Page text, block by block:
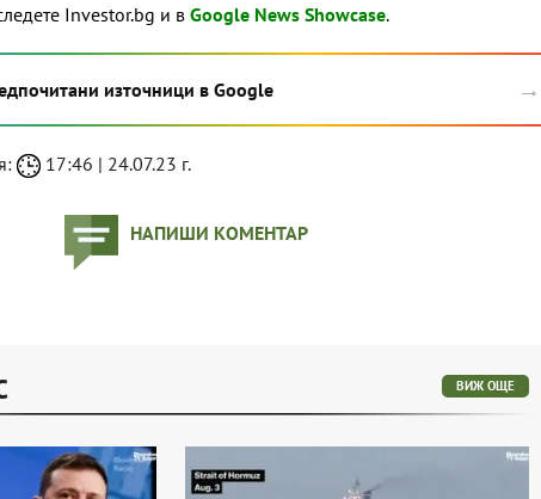
Investor.bg и в Google News Showcase.
източници в Google →
17:46 | 24.07.23 г.
НАПИШИ КОМЕНТАР
МВнР привика
посланичката на
ВИЖ ОЩЕ